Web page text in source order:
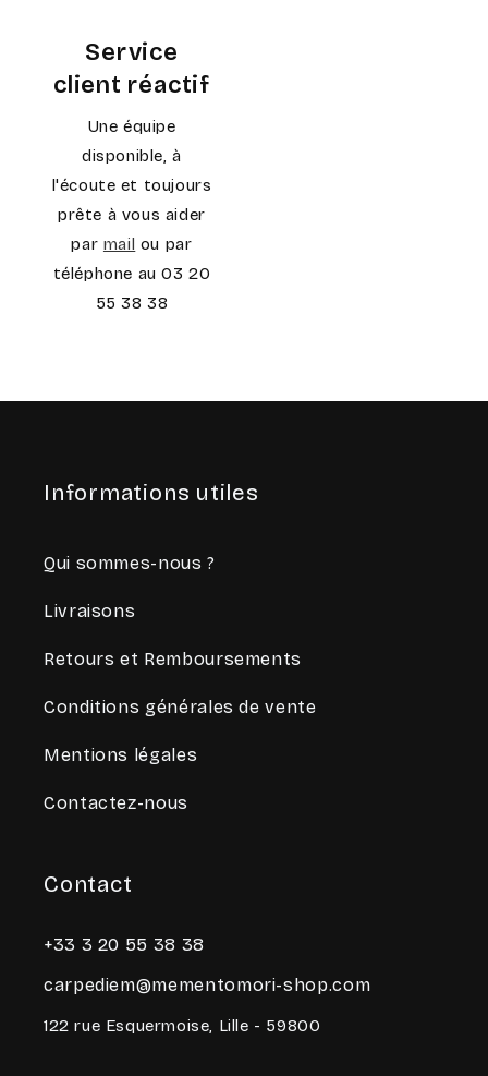
Service
client réactif
Une équipe
disponible, à
l'écoute et toujours
prête à vous aider
par mail ou par
téléphone au 03 20
55 38 38
Informations utiles
Qui sommes-nous ?
Livraisons
Retours et Remboursements
Conditions générales de vente
Mentions légales
Contactez-nous
Contact
+33 3 20 55 38 38
carpediem@mementomori-shop.com
122 rue Esquermoise, Lille - 59800